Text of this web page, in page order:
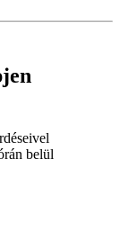
belül